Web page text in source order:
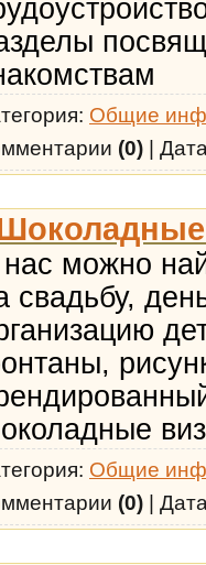
Общие
(0) |
можно
свадьбу,
Общие
(0) |